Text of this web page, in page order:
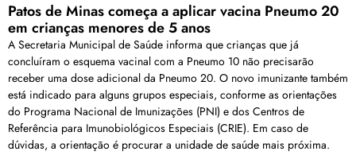
Patos de Minas começa a aplicar vacina Pneumo 20
em crianças menores de 5 anos
A Secretaria Municipal de Saúde informa que crianças que já
concluíram o esquema vacinal com a Pneumo 10 não precisarão
receber uma dose adicional da Pneumo 20. O novo imunizante também
está indicado para alguns grupos especiais, conforme as orientações
do Programa Nacional de Imunizações (PNI) e dos Centros de
Referência para Imunobiológicos Especiais (CRIE). Em caso de
dúvidas, a orientação é procurar a unidade de saúde mais próxima.